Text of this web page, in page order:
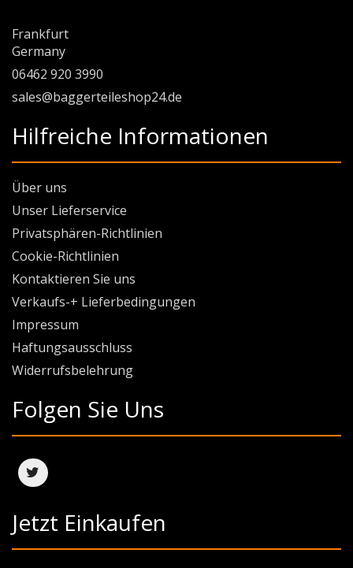
Frankfurt
Germany
06462 920 3990
sales@baggerteileshop24.de
Hilfreiche Informationen
Über uns
Unser Lieferservice
Privatsphären-Richtlinien
Cookie-Richtlinien
Kontaktieren Sie uns
Verkaufs-+ Lieferbedingungen
Impressum
Haftungsausschluss
Widerrufsbelehrung
Folgen Sie Uns
Jetzt Einkaufen